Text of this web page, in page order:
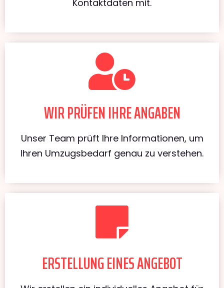
Kontaktdaten mit.
WIR PRÜFEN IHRE ANGABEN
Unser Team prüft Ihre Informationen, um
Ihren Umzugsbedarf genau zu verstehen.
ERSTELLUNG EINES ANGEBOT